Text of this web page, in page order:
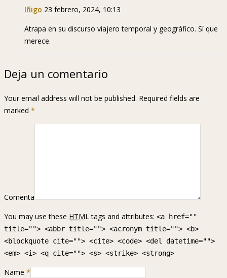
Iñigo 23 febrero, 2024, 10:13
Atrapa en su discurso viajero temporal y geográfico. Sí que
merece.
Deja un comentario
Your email address will not be published. Required fields are
marked *
Comenta
You may use these HTMLtags and attributes: <a href=""
title=""> <abbr title=""> <acronym title=""> <b>
<blockquote cite=""> <cite> <code> <del datetime="">
<em> <i> <q cite=""> <s> <strike> <strong>
Name *